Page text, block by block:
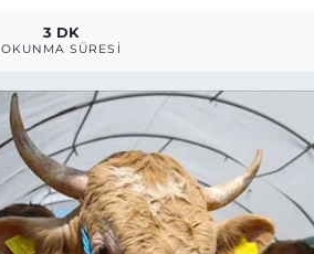
3 DK
OKUNMA SÜRESI